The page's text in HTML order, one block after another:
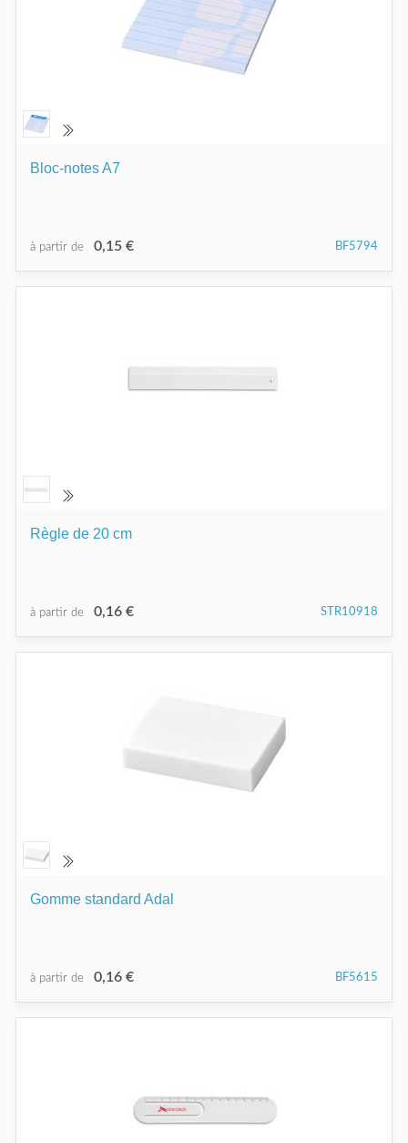
Bloc-notes A7
à partir de 0,15 € BF5794
Règle de 20 cm
à partir de 0,16 € STR10918
Gomme standard Adal
à partir de 0,16 € BF5615